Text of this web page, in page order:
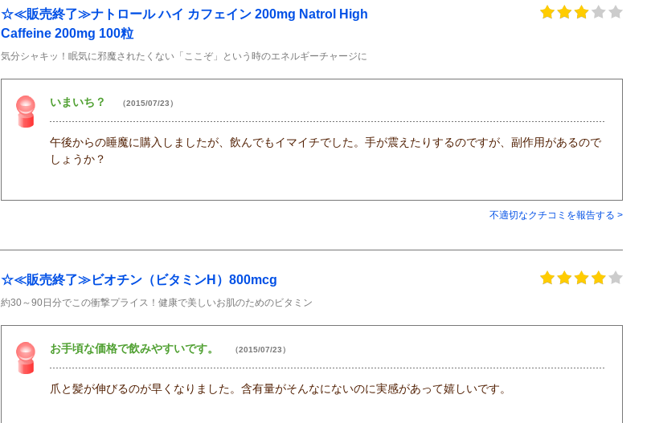
☆≪販売終了≫ナトロール ハイ カフェイン 200mg Natrol High
Caffeine 200mg 100粒
気分シャキッ！眠気に邪魔されたくない「ここぞ」という時のエネルギーチャージに
いまいち？ （2015/07/23）
午後からの睡魔に購入しましたが、飲んでもイマイチでした。手が震えたりするのですが、副作用があるので
しょうか？
不適切なクチコミを報告する >
☆≪販売終了≫ビオチン（ビタミンH）800mcg
約30～90日分でこの衝撃プライス！健康で美しいお肌のためのビタミン
お手頃な価格で飲みやすいです。 （2015/07/23）
爪と髪が伸びるのが早くなりました。含有量がそんなにないのに実感があって嬉しいです。